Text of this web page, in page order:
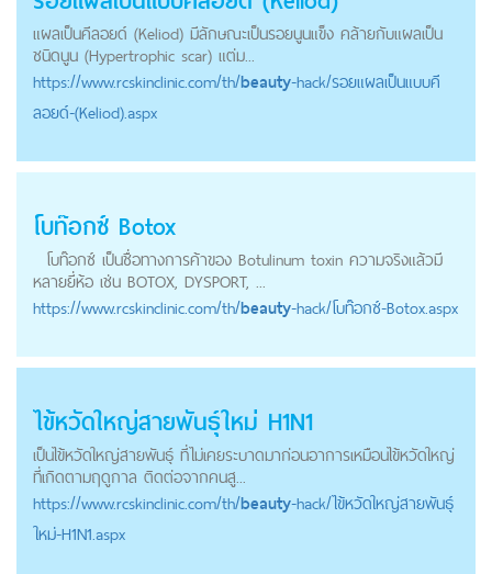
แผลเป็นคีลอยด์ (Keliod) มีลักษณะเป็นรอยนูนแข็ง คล้ายกับแผลเป็น
ชนิดนูน (Hypertrophic scar) แต่ม...
https://www.rcskinclinic.com/th/beauty-hack/รอยแผลเป็นแบบคี
ลอยด์-(Keliod).aspx
โบท๊อกซ์ Botox
โบท๊อกซ์ เป็นชื่อทางการค้าของ Botulinum toxin ความจริงแล้วมี
หลายยี่ห้อ เช่น BOTOX, DYSPORT, ...
https://www.rcskinclinic.com/th/beauty-hack/โบท๊อกซ์-Botox.aspx
ไข้หวัดใหญ่สายพันธุ์ใหม่ H1N1
เป็นไข้หวัดใหญ่สายพันธุ์ ที่ไม่เคยระบาดมาก่อนอาการเหมือนไข้หวัดใหญ่
ที่เกิดตามฤดูกาล ติดต่อจากคนสู...
https://www.rcskinclinic.com/th/beauty-hack/ไข้หวัดใหญ่สายพันธุ์
ใหม่-H1N1.aspx